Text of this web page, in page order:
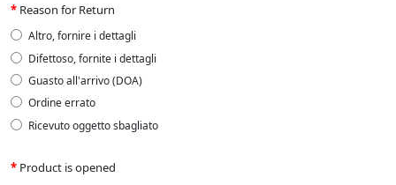
Reason for Return
Altro, fornire i dettagli
Difettoso, fornite i dettagli
Guasto all'arrivo (DOA)
Ordine errato
Ricevuto oggetto sbagliato
Product is opened